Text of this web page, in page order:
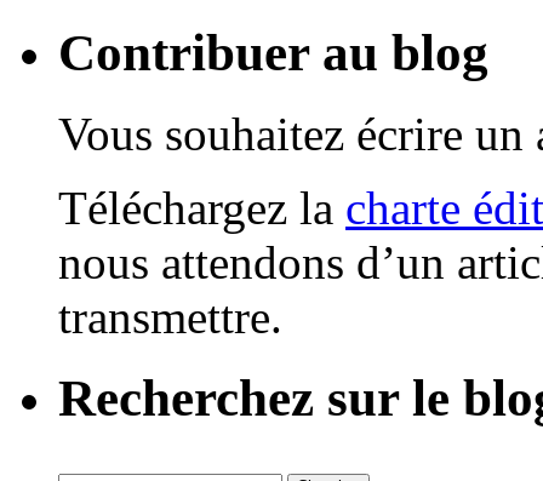
Contribuer au blog
Vous souhaitez écrire
Téléchargez la charte
nous attendons d’un
transmettre.
Recherchez sur le